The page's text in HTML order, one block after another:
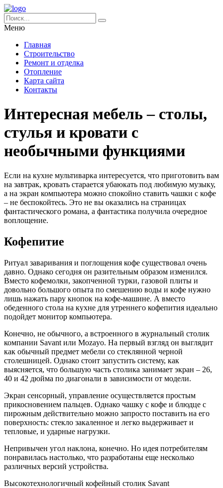
Меню
Главная
Строительство
Ремонт и отделка
Отопление
Карта сайта
Контакты
Интересная мебель – столы,
стулья и кровати с
необычными функциями
Если на кухне мультиварка интересуется, что приготовить вам
на завтрак, кровать старается убаюкать под любимую музыку,
а на экран компьютера можно спокойно ставить чашки с кофе
– не беспокойтесь. Это не вы оказались на страницах
фантастического романа, а фантастика получила очередное
воплощение.
Кофепитие
Ритуал заваривания и поглощения кофе существовал очень
давно. Однако сегодня он разительным образом изменился.
Вместо кофемолки, закопченной турки, газовой плиты и
довольно большого опыта по смешению воды и кофе нужно
лишь нажать пару кнопок на кофе-машине. А вместо
обеденного стола на кухне для утреннего кофепития идеально
подойдет монитор компьютера.
Конечно, не обычного, а встроенного в журнальный столик
компании Savant или Mozayo. На первый взгляд он выглядит
как обычный предмет мебели со стеклянной черной
столешницей. Однако стоит запустить систему, как
выясняется, что большую часть столика занимает экран – 26,
40 и 42 дюйма по диагонали в зависимости от модели.
Экран сенсорный, управление осуществляется простым
прикосновением пальцев. Однако чашку с кофе и блюдце с
пирожным действительно можно запросто поставить на его
поверхность: стекло закаленное и легко выдерживает и
тепловые, и ударные нагрузки.
Непривычен угол наклона, конечно. Но идея потребителям
понравилась настолько, что разработаны еще несколько
различных версий устройства.
Высокотехнологичный кофейный столик Savant